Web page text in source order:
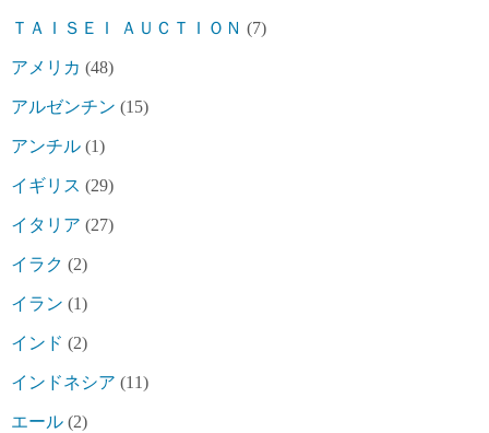
ＴＡＩＳＥＩ ＡＵＣＴＩＯＮ (7)
アメリカ (48)
アルゼンチン (15)
アンチル (1)
イギリス (29)
イタリア (27)
イラク (2)
イラン (1)
インド (2)
インドネシア (11)
エール (2)